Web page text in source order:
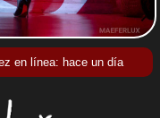
en línea: hace un día